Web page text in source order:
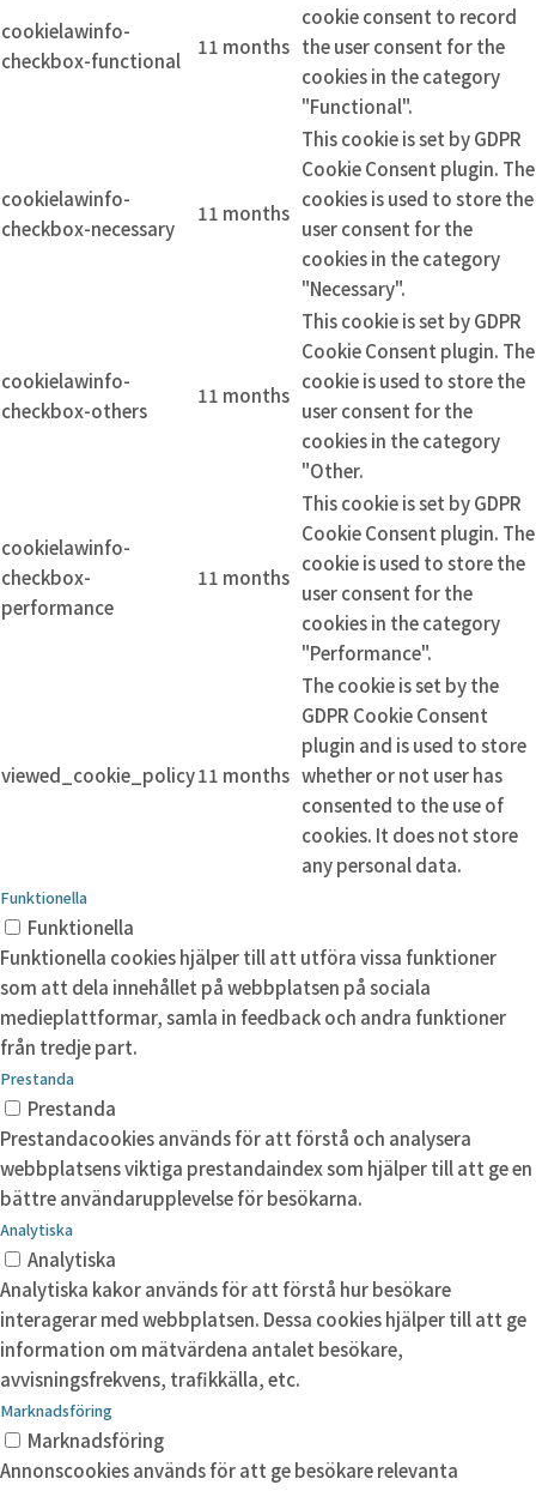
cookielawinfo-
checkbox-functional
11 months
cookie consent to record
the user consent for the
cookies in the category
"Functional".
cookielawinfo-
checkbox-necessary
11 months
This cookie is set by GDPR
Cookie Consent plugin. The
cookies is used to store the
user consent for the
cookies in the category
"Necessary".
cookielawinfo-
checkbox-others
11 months
This cookie is set by GDPR
Cookie Consent plugin. The
cookie is used to store the
user consent for the
cookies in the category
"Other.
cookielawinfo-
checkbox-
performance
11 months
This cookie is set by GDPR
Cookie Consent plugin. The
cookie is used to store the
user consent for the
cookies in the category
"Performance".
viewed_cookie_policy11 months
The cookie is set by the
GDPR Cookie Consent
plugin and is used to store
whether or not user has
consented to the use of
cookies. It does not store
any personal data.
Funktionella
Funktionella
Funktionella cookies hjälper till att utföra vissa funktioner
som att dela innehållet på webbplatsen på sociala
medieplattformar, samla in feedback och andra funktioner
från tredje part.
Prestanda
Prestanda
Prestandacookies används för att förstå och analysera
webbplatsens viktiga prestandaindex som hjälper till att ge en
bättre användarupplevelse för besökarna.
Analytiska
Analytiska
Analytiska kakor används för att förstå hur besökare
interagerar med webbplatsen. Dessa cookies hjälper till att ge
information om mätvärdena antalet besökare,
avvisningsfrekvens, trafikkälla, etc.
Marknadsföring
Marknadsföring
Annonscookies används för att ge besökare relevanta